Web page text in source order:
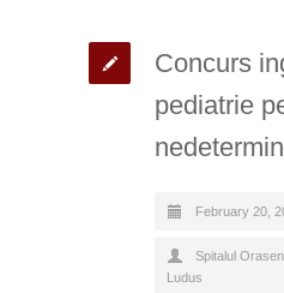
Concurs
pediatrie
February 20,
Spitalul
Ludus